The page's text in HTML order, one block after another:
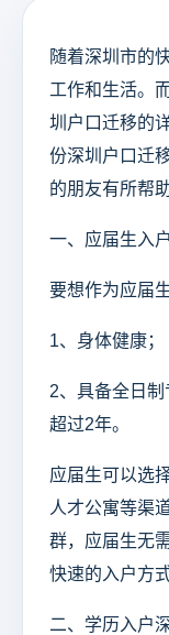
随着深圳市的
工作和生活。
圳户口迁移的
份深圳户口迁
的朋友有所帮助
一、应届生入
要想作为应届
1、身体健康；
2、具备全日
超过2年。
应届生可以选
人才公寓等渠
群，应届生无
快速的入户方式
二、学历入户深